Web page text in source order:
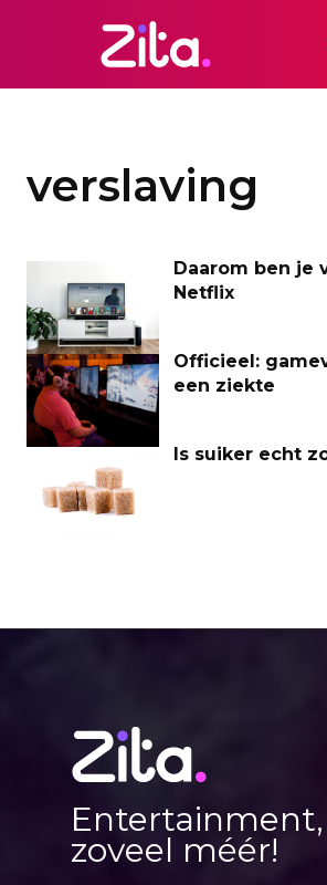
verslaving
Daarom ben je
Netflix
Officieel:
een ziekte
Is suiker echt
zoveel méér!